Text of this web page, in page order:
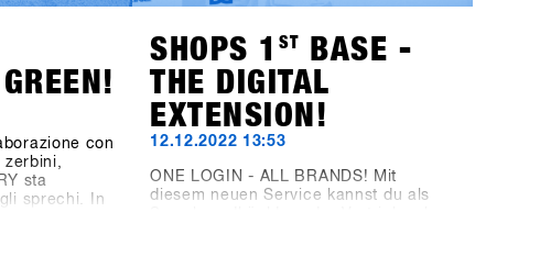
con
zerbini,
sta
sprechi. In
SHOPS 1 ST
BASE -
THE DIGITAL
EXTENSION!
12.12.2022 13:53
ONE LOGIN - ALL BRANDS! Mit
diesem neuen Service kannst du als